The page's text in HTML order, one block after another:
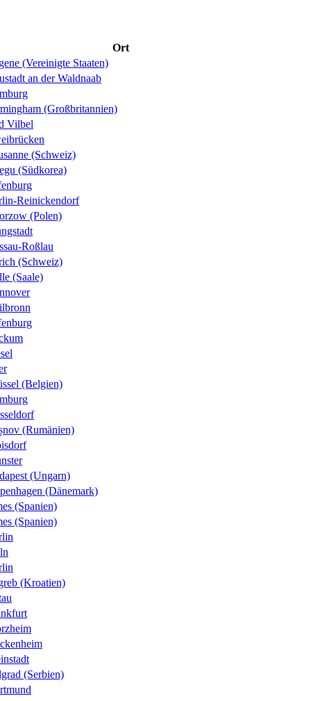
Ort
(Vereinigte Staaten)
an der Waldnaab
(Großbritannien)
Vilbel
(Schweiz)
(Südkorea)
Reinickendorf
(Polen)
Roßlau
(Schweiz)
(Saale)
(Belgien)
(Rumänien)
(Ungarn)
(Dänemark)
(Spanien)
(Spanien)
(Kroatien)
(Serbien)